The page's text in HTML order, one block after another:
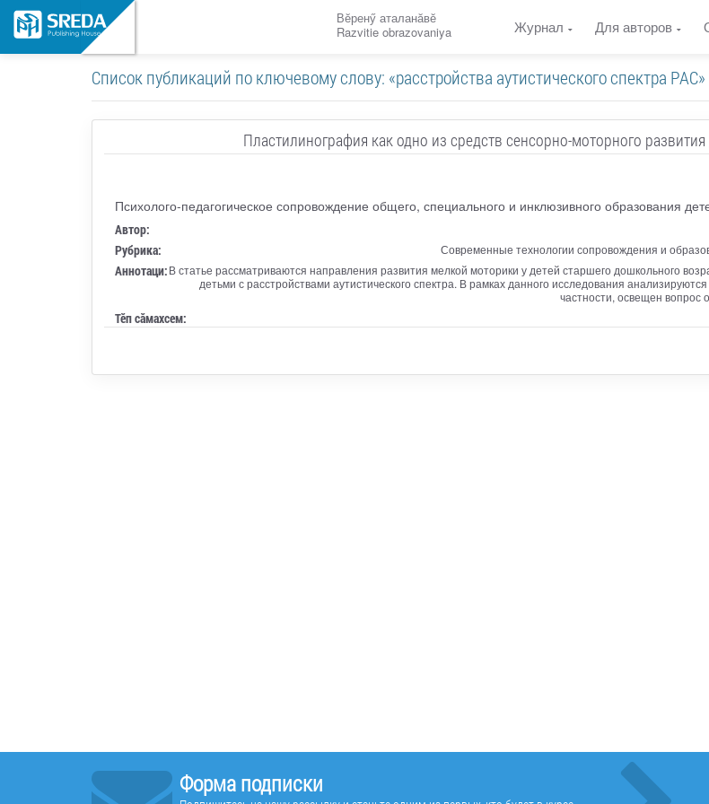
Вӗренӳ аталанӑвӗ
Razvitie obrazovaniya
Журнал Для авторов
Список публикаций по ключевому слову: «расстройства аутистического спектра РАС»
Пластилинография как одно из средств сенсорно-моторного
Психолого-педагогическое сопровождение общего, специального и инклюзивного образования
Автор:
Рубрика: Современные технологии сопровождения и
Аннотаци:В статье рассматриваются направления развития мелкой моторики у детей старшего дошкольного
детьми с расстройствами аутистического спектра. В рамках данного исследования
частности, освещен вопрос
Тӗп сӑмахсем:
Форма подписки